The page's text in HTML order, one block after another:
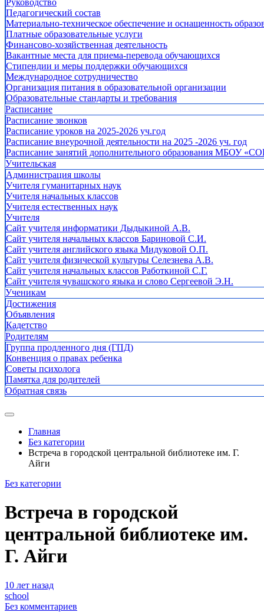
Руководство
Педагогический состав
Материально-техническое обеспечение и оснащенность
Платные образовательные услуги
Финансово-хозяйственная деятельность
Вакантные места для приема-перевода обучающихся
Стипендии и меры поддержки обучающихся
Международное сотрудничество
Организация питания в образовательной организации
Образовательные стандарты и требования
Расписание
Расписание звонков
Расписание уроков на 2025-2026 уч.год
Расписание внеурочной деятельности на 2025 -2026 уч. год
Расписание занятий дополнительного образования МБОУ
Учительская
Администрация школы
Учителя гуманитарных наук
Учителя начальных классов
Учителя естественных наук
Учителя
Cайт учителя информатики Дыдыкиной А.В.
Сайт учителя начальных классов Бариновой С.И.
Сайт учителя английского языка Мидуковой О.П.
Сайт учителя физической культуры Селезнева А.В.
Сайт учителя начальных классов Работкиной С.Г.
Сайт учителя чувашского языка и слово Сергеевой Э.Н.
Ученикам
Достижения
Объявления
Кадетство
Родителям
Группа продленного дня (ГПД)
Конвенция о правах ребенка
Советы психолога
Памятка для родителей
Обратная связь
Главная
Без категории
Встреча в городской центральной библиотеке им. Г.
Айги
Без категории
Встреча в городской
центральной библиотеке им.
Г. Айги
10 лет назад
school
Без комментариев